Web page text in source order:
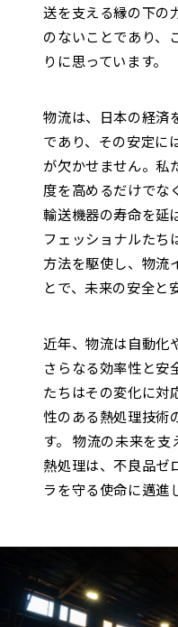
送を支える縁の下の
のないことであり、
りに思っています。
物流は、日本の経済
であり、その安定に
が欠かせません。私
度を高めるだけでな
輸送機器の寿命を延
フェッショナルたち
方法を駆使し、物流
とで、未来の安全と
近年、物流は自動化
さらなる効率性と安
たちはその変化に対
性のある熱処理技術
す。 物流の未来を
熱処理は、不良品ゼ
ラを守る使命に邁進